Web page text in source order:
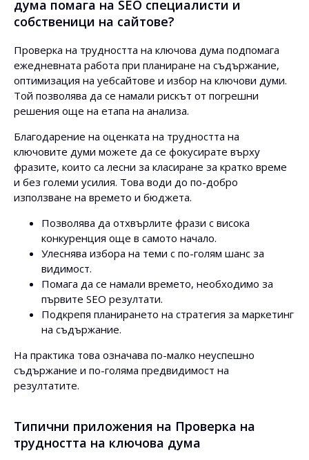
дума помага на SEO специалисти и
собственици на сайтове?
Проверка на трудността на ключова дума подпомага
ежедневната работа при планиране на съдържание,
оптимизация на уебсайтове и избор на ключови думи.
Той позволява да се намали рискът от погрешни
решения още на етапа на анализа.
Благодарение на оценката на трудността на
ключовите думи можете да се фокусирате върху
фразите, които са лесни за класиране за кратко време
и без големи усилия. Това води до по-добро
използване на времето и бюджета.
Позволява да отхвърлите фрази с висока
конкуренция още в самото начало.
Улеснява избора на теми с по-голям шанс за
видимост.
Помага да се намали времето, необходимо за
първите SEO резултати.
Подкрепя планирането на стратегия за маркетинг
на съдържание.
На практика това означава по-малко неуспешно
съдържание и по-голяма предвидимост на
резултатите.
Типични приложения на Проверка на
трудността на ключова дума